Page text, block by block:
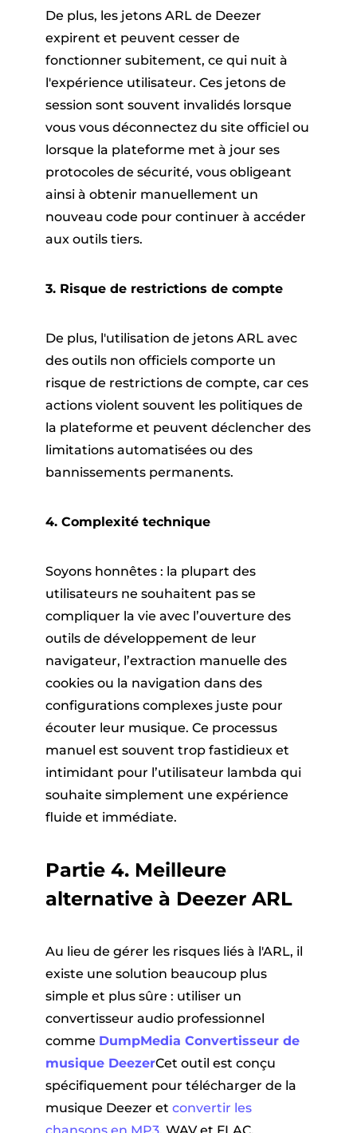
De plus, les jetons ARL de Deezer
expirent et peuvent cesser de
fonctionner subitement, ce qui nuit à
l'expérience utilisateur. Ces jetons de
session sont souvent invalidés lorsque
vous vous déconnectez du site officiel ou
lorsque la plateforme met à jour ses
protocoles de sécurité, vous obligeant
ainsi à obtenir manuellement un
nouveau code pour continuer à accéder
aux outils tiers.
3. Risque de restrictions de compte
De plus, l'utilisation de jetons ARL avec
des outils non officiels comporte un
risque de restrictions de compte, car ces
actions violent souvent les politiques de
la plateforme et peuvent déclencher des
limitations automatisées ou des
bannissements permanents.
4. Complexité technique
Soyons honnêtes : la plupart des
utilisateurs ne souhaitent pas se
compliquer la vie avec l’ouverture des
outils de développement de leur
navigateur, l’extraction manuelle des
cookies ou la navigation dans des
configurations complexes juste pour
écouter leur musique. Ce processus
manuel est souvent trop fastidieux et
intimidant pour l’utilisateur lambda qui
souhaite simplement une expérience
fluide et immédiate.
Partie 4. Meilleure
alternative à Deezer ARL
Au lieu de gérer les risques liés à l'ARL, il
existe une solution beaucoup plus
simple et plus sûre : utiliser un
convertisseur audio professionnel
comme DumpMedia Convertisseur de
musique DeezerCet outil est conçu
spécifiquement pour télécharger de la
musique Deezer et convertir les
chansons en MP3, WAV et FLAC.